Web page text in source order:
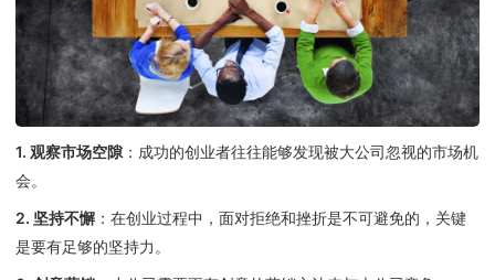
1. 观察市场空隙 ：成功的创业者往往能够发现被大公司忽视的市场机
会。
2. 坚持不懈 ：在创业过程中，面对拒绝和挫折是不可避免的，关键
是要有足够的坚持力。